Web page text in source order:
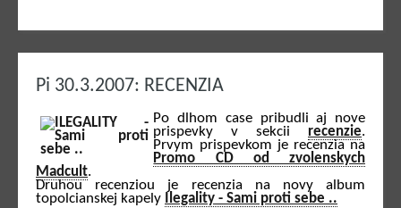
Pi 30.3.2007: RECENZIA
Po dlhom case pribudli aj nove
prispevky v sekcii recenzie.
Prvym prispevkom je recenzia na
Promo CD od zvolenskych
Madcult.
Druhou recenziou je recenzia na novy album
topolcianskej kapely
Ilegality - Sami proti sebe ..